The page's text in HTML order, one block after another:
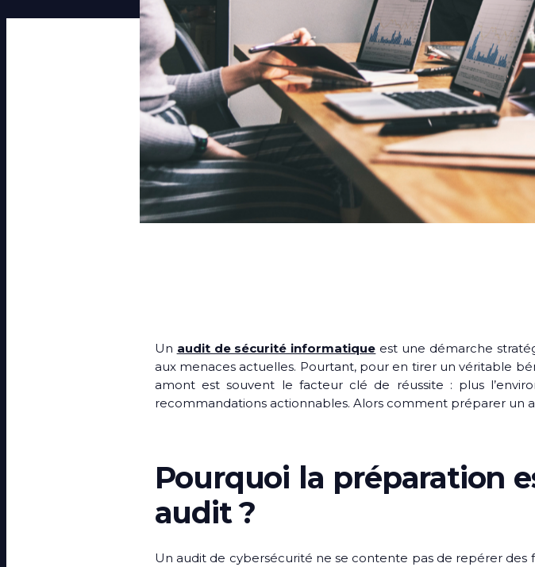
Un audit de sécurité informatique est une démarche
aux menaces actuelles. Pourtant, pour en tirer un véritable
amont est souvent le facteur clé de réussite : plus
recommandations actionnables. Alors comment préparer un
Pourquoi la préparation
audit ?
Un audit de cybersécurité ne se contente pas de repérer des